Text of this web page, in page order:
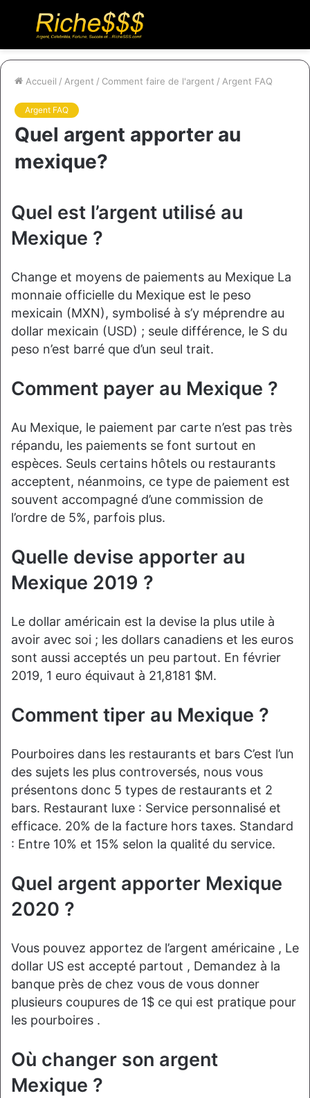
Menu
Accueil / Argent / Comment faire de l'argent / Argent FAQ
Argent FAQ
Quel argent apporter au
mexique?
Quel est l’argent utilisé au
Mexique ?
Change et moyens de paiements au Mexique La
monnaie officielle du Mexique est le peso
mexicain (MXN), symbolisé à s’y méprendre au
dollar mexicain (USD) ; seule différence, le S du
peso n’est barré que d’un seul trait.
Comment payer au Mexique ?
Au Mexique, le paiement par carte n’est pas très
répandu, les paiements se font surtout en
espèces. Seuls certains hôtels ou restaurants
acceptent, néanmoins, ce type de paiement est
souvent accompagné d’une commission de
l’ordre de 5%, parfois plus.
Quelle devise apporter au
Mexique 2019 ?
Le dollar américain est la devise la plus utile à
avoir avec soi ; les dollars canadiens et les euros
sont aussi acceptés un peu partout. En février
2019, 1 euro équivaut à 21,8181 $M.
Comment tiper au Mexique ?
Pourboires dans les restaurants et bars C’est l’un
des sujets les plus controversés, nous vous
présentons donc 5 types de restaurants et 2
bars. Restaurant luxe : Service personnalisé et
efficace. 20% de la facture hors taxes. Standard
: Entre 10% et 15% selon la qualité du service.
Quel argent apporter Mexique
2020 ?
Vous pouvez apportez de l’argent américaine , Le
dollar US est accepté partout , Demandez à la
banque près de chez vous de vous donner
plusieurs coupures de 1$ ce qui est pratique pour
les pourboires .
Où changer son argent
Mexique ?